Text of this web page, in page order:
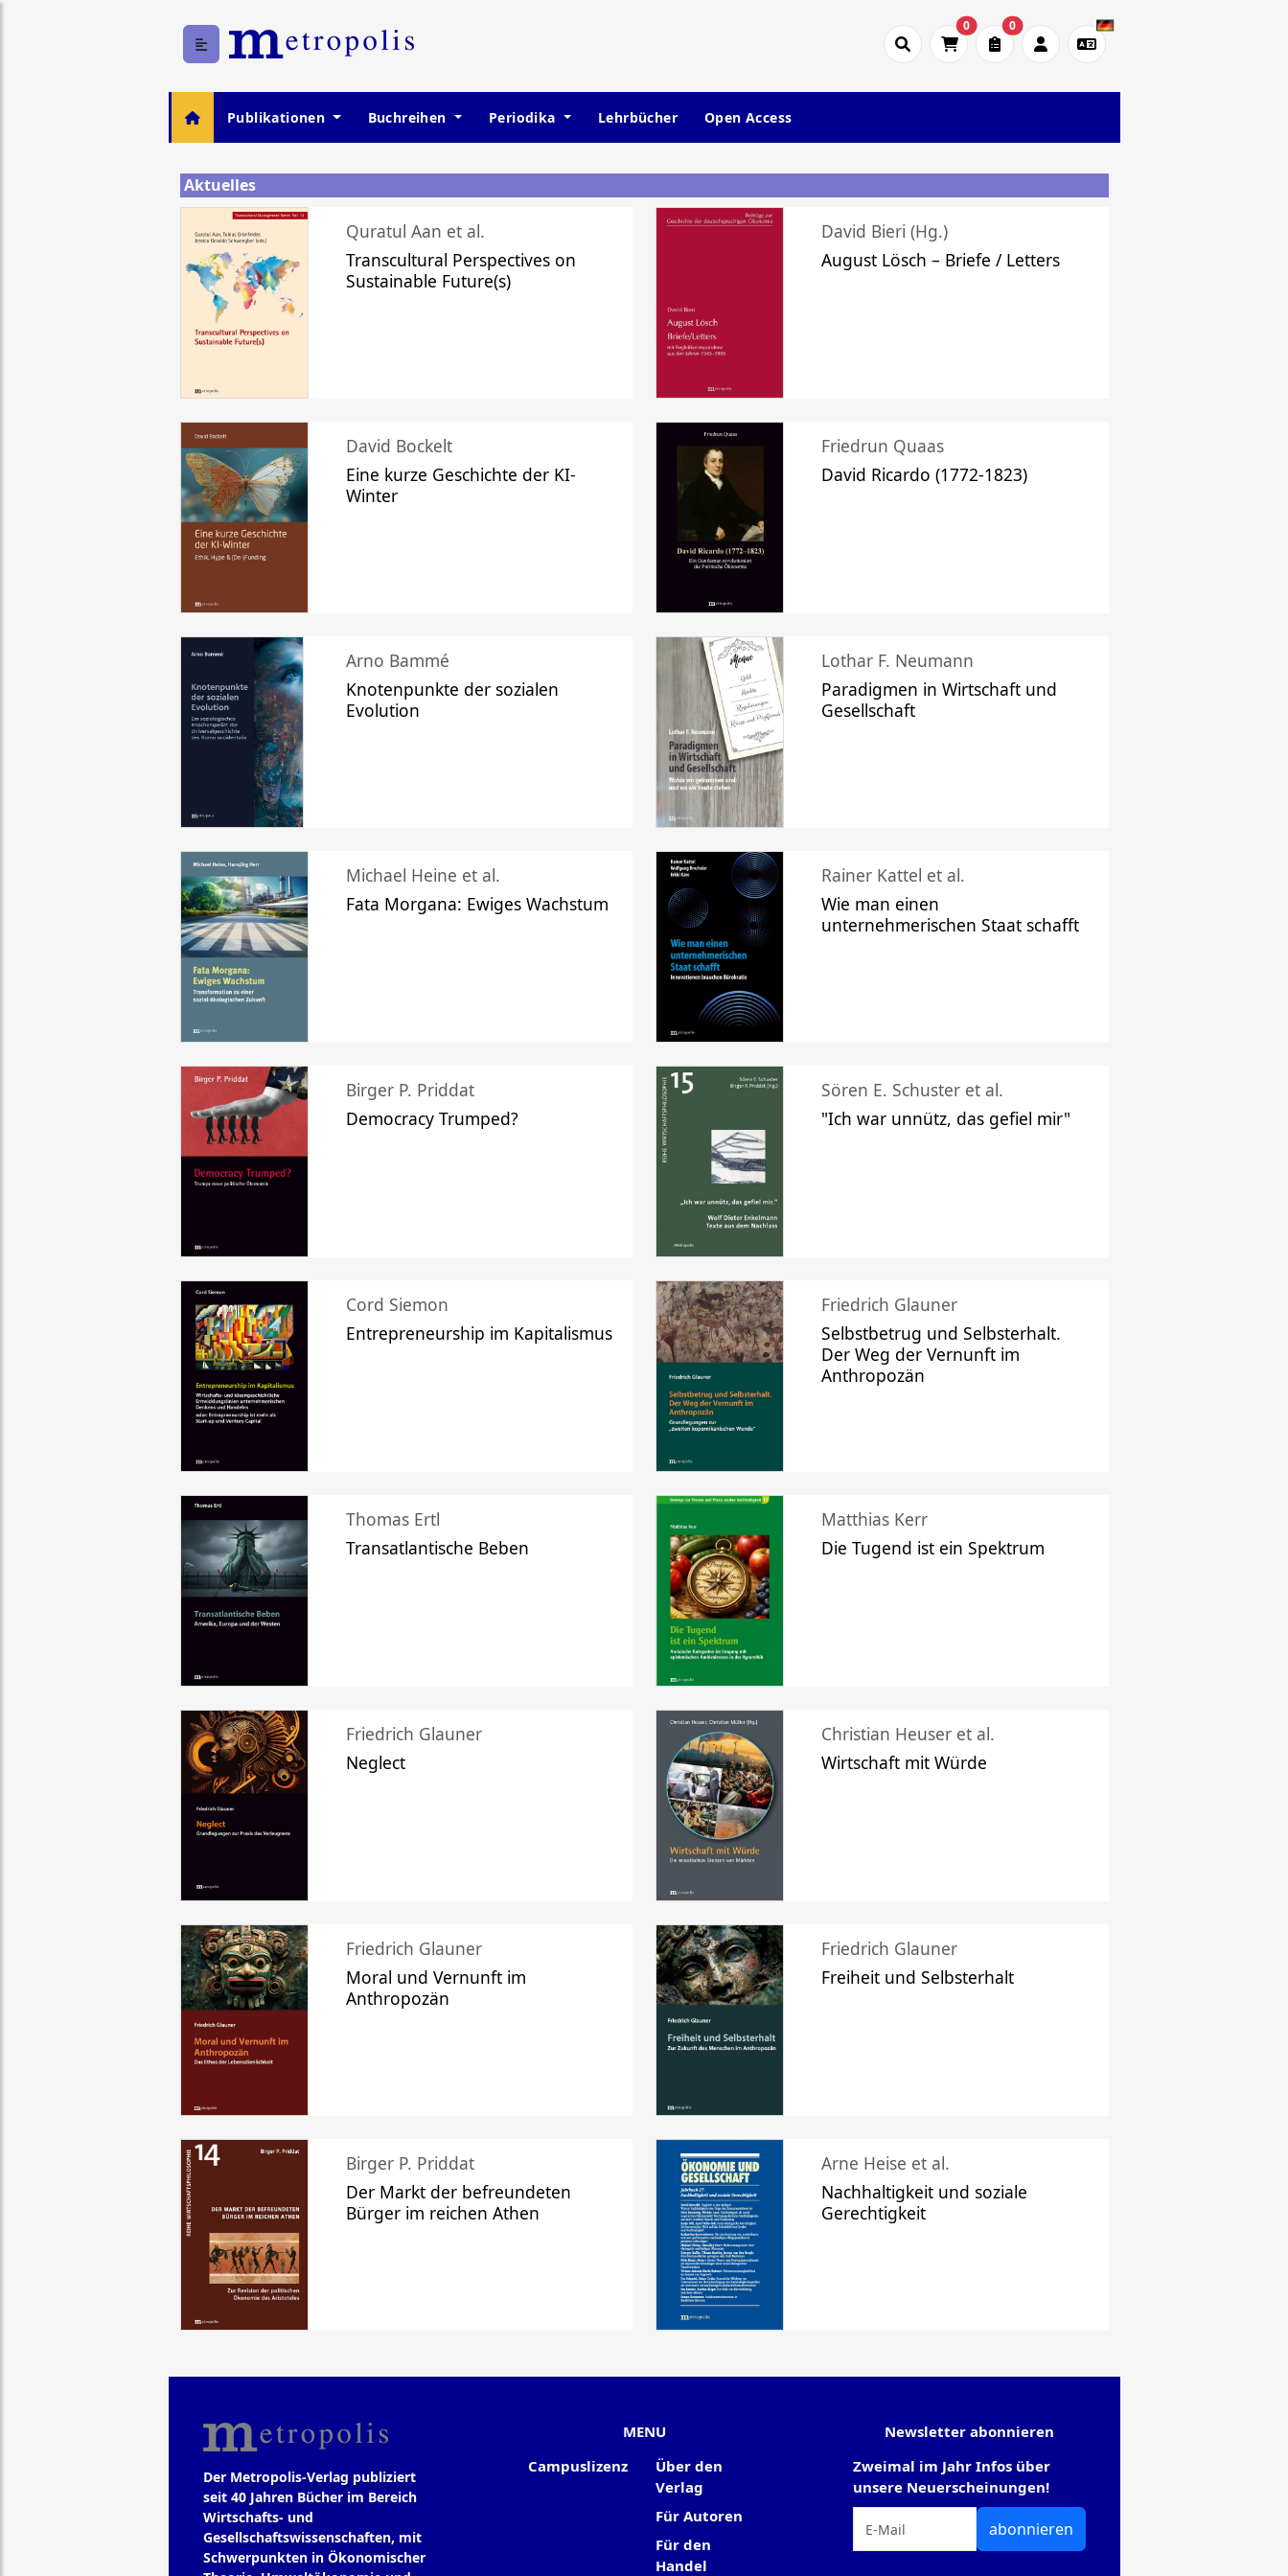
0 0
Publikationen Buchreihen Periodika Lehrbücher Open Access
Aktuelles
Quratul Aan et al.
Transcultural Perspectives on
Sustainable Future(s)
David Bieri (Hg.)
August Lösch – Briefe / Letters
David Bockelt
Eine kurze Geschichte der KI-
Winter
Friedrun Quaas
David Ricardo (1772-1823)
Arno Bammé
Knotenpunkte der sozialen
Evolution
Lothar F. Neumann
Paradigmen in Wirtschaft und
Gesellschaft
Michael Heine et al.
Fata Morgana: Ewiges Wachstum
Rainer Kattel et al.
Wie man einen
unternehmerischen Staat schafft
Birger P. Priddat
Democracy Trumped?
Sören E. Schuster et al.
"Ich war unnütz, das gefiel mir"
Cord Siemon
Entrepreneurship im Kapitalismus
Friedrich Glauner
Selbstbetrug und Selbsterhalt.
Der Weg der Vernunft im
Anthropozän
Thomas Ertl
Transatlantische Beben
Matthias Kerr
Die Tugend ist ein Spektrum
Friedrich Glauner
Neglect
Christian Heuser et al.
Wirtschaft mit Würde
Friedrich Glauner
Moral und Vernunft im
Anthropozän
Friedrich Glauner
Freiheit und Selbsterhalt
Birger P. Priddat
Der Markt der befreundeten
Bürger im reichen Athen
Arne Heise et al.
Nachhaltigkeit und soziale
Gerechtigkeit
Der Metropolis-Verlag publiziert
seit 40 Jahren Bücher im Bereich
Wirtschafts- und
Gesellschaftswissenschaften, mit
Schwerpunkten in Ökonomischer
MENU
Campuslizenz
Über den
Verlag
Für Autoren
Für den
Handel
Newsletter abonnieren
Zweimal im Jahr Infos über
unsere Neuerscheinungen!
abonnieren